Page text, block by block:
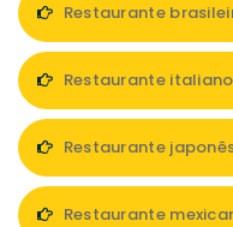
Restaurante
Restaurante italiano
Restaurante
Restaurante